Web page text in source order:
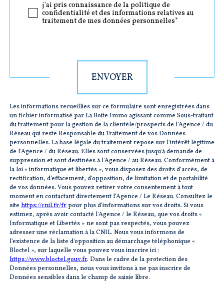
j'ai pris connaissance de la politique de
confidentialité et des informations relatives au
traitement de mes données personnelles*
ENVOYER
Les informations recueillies sur ce formulaire sont enregistrées dans
un fichier informatisé par La Boite Immo agissant comme Sous-traitant
du traitement pour la gestion de la clientèle/prospects de l'Agence / du
Réseau qui reste Responsable du Traitement de vos Données
personnelles. La base légale du traitement repose sur l'intérêt légitime
de l'Agence / du Réseau. Elles sont conservées jusqu'à demande de
suppression et sont destinées à l'Agence / au Réseau. Conformément à
la loi « informatique et libertés », vous disposez des droits d’accès, de
rectification, d’effacement, d’opposition, de limitation et de portabilité
de vos données. Vous pouvez retirer votre consentement à tout
moment en contactant directement l’Agence / Le Réseau. Consultez le
site https://cnil.fr/frpour plus d’informations sur vos droits. Si vous
estimez, après avoir contacté l'Agence / le Réseau, que vos droits «
Informatique et Libertés » ne sont pas respectés, vous pouvez
adresser une réclamation à la CNIL. Nous vous informons de
l’existence de la liste d'opposition au démarchage téléphonique «
Bloctel », sur laquelle vous pouvez vous inscrire ici :
https://www.bloctel.gouv.fr. Dans le cadre de la protection des
Données personnelles, nous vous invitons à ne pas inscrire de
Données sensibles dans le champ de saisie libre.